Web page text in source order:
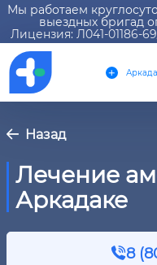
Мы работаем
выездных бригад
Лицензия: Л041-01186-
Назад
Лечение
Аркадаке
8